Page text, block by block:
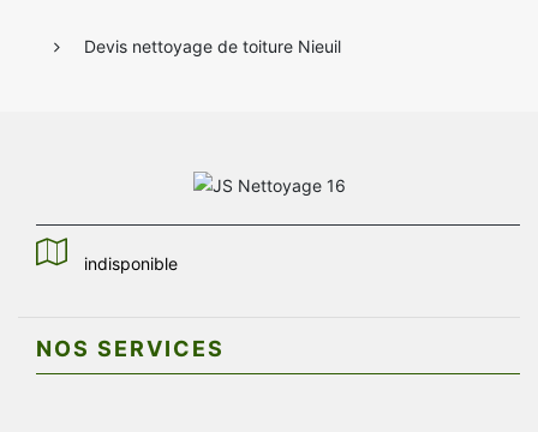
Devis nettoyage de toiture Nieuil
indisponible
NOS SERVICES